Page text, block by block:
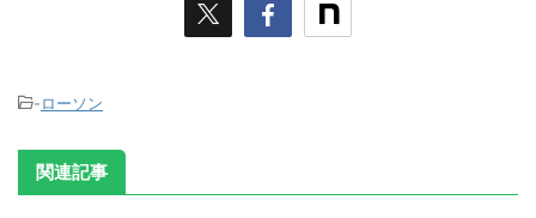
-ローソン
関連記事